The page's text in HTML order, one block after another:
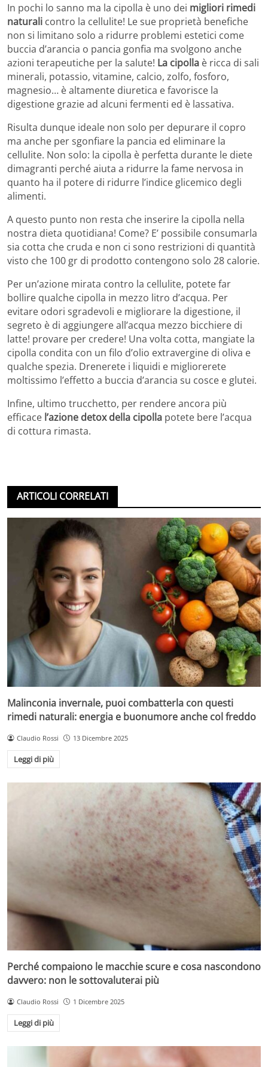
In pochi lo sanno ma la cipolla è uno dei migliori rimedi
naturali contro la cellulite! Le sue proprietà benefiche
non si limitano solo a ridurre problemi estetici come
buccia d’arancia o pancia gonfia ma svolgono anche
azioni terapeutiche per la salute! La cipolla è ricca di sali
minerali, potassio, vitamine, calcio, zolfo, fosforo,
magnesio… è altamente diuretica e favorisce la
digestione grazie ad alcuni fermenti ed è lassativa.
Risulta dunque ideale non solo per depurare il copro
ma anche per sgonfiare la pancia ed eliminare la
cellulite. Non solo: la cipolla è perfetta durante le diete
dimagranti perché aiuta a ridurre la fame nervosa in
quanto ha il potere di ridurre l’indice glicemico degli
alimenti.
A questo punto non resta che inserire la cipolla nella
nostra dieta quotidiana! Come? E’ possibile consumarla
sia cotta che cruda e non ci sono restrizioni di quantità
visto che 100 gr di prodotto contengono solo 28 calorie.
Per un’azione mirata contro la cellulite, potete far
bollire qualche cipolla in mezzo litro d’acqua. Per
evitare odori sgradevoli e migliorare la digestione, il
segreto è di aggiungere all’acqua mezzo bicchiere di
latte! provare per credere! Una volta cotta, mangiate la
cipolla condita con un filo d’olio extravergine di oliva e
qualche spezia. Drenerete i liquidi e migliorerete
moltissimo l’effetto a buccia d’arancia su cosce e glutei.
Infine, ultimo trucchetto, per rendere ancora più
efficace l’azione detox della cipolla potete bere l’acqua
di cottura rimasta.
ARTICOLI CORRELATI
Malinconia invernale, puoi combatterla con questi
rimedi naturali: energia e buonumore anche col freddo
Claudio Rossi 13 Dicembre 2025
Leggi di più
Perché compaiono le macchie scure e cosa nascondono
davvero: non le sottovaluterai più
Claudio Rossi 1 Dicembre 2025
Leggi di più